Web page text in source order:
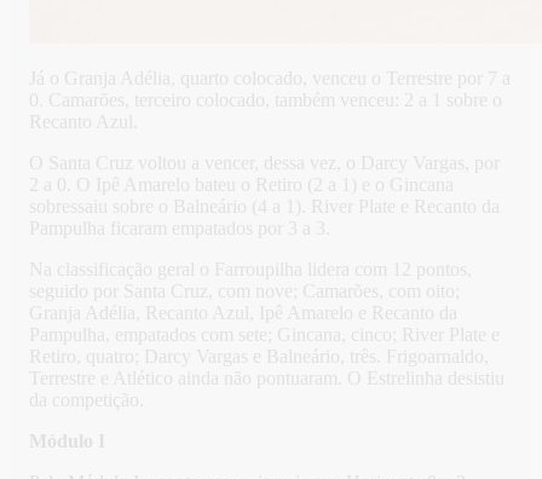
Já o Granja Adélia, quarto colocado, venceu o Terrestre por 7 a
0. Camarões, terceiro colocado, também venceu: 2 a 1 sobre o
Recanto Azul.
O Santa Cruz voltou a vencer, dessa vez, o Darcy Vargas, por
2 a 0. O Ipê Amarelo bateu o Retiro (2 a 1) e o Gincana
sobressaiu sobre o Balneário (4 a 1). River Plate e Recanto da
Pampulha ficaram empatados por 3 a 3.
Na classificação geral o Farroupilha lidera com 12 pontos,
seguido por Santa Cruz, com nove; Camarões, com oito;
Granja Adélia, Recanto Azul, Ipê Amarelo e Recanto da
Pampulha, empatados com sete; Gincana, cinco; River Plate e
Retiro, quatro; Darcy Vargas e Balneário, três. Frigoarnaldo,
Terrestre e Atlético ainda não pontuaram. O Estrelinha desistiu
da competição.
Módulo I